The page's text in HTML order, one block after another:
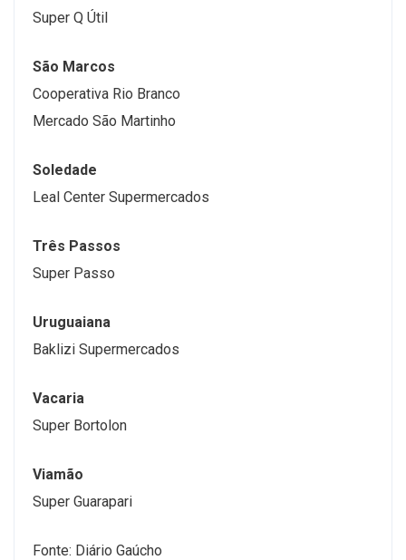
Super Q Útil
São Marcos
Cooperativa Rio Branco
Mercado São Martinho
Soledade
Leal Center Supermercados
Três Passos
Super Passo
Uruguaiana
Baklizi Supermercados
Vacaria
Super Bortolon
Viamão
Super Guarapari
Fonte: Diário Gaúcho